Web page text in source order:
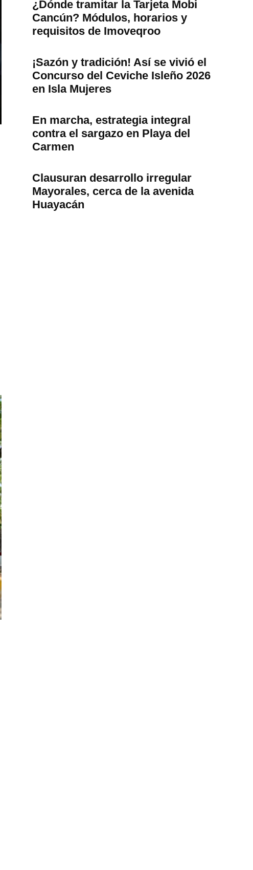
¿Dónde tramitar la Tarjeta Mobi
Cancún? Módulos, horarios y
requisitos de Imoveqroo
¡Sazón y tradición! Así se vivió el
Concurso del Ceviche Isleño 2026
en Isla Mujeres
En marcha, estrategia integral
contra el sargazo en Playa del
Carmen
Clausuran desarrollo irregular
Mayorales, cerca de la avenida
Huayacán